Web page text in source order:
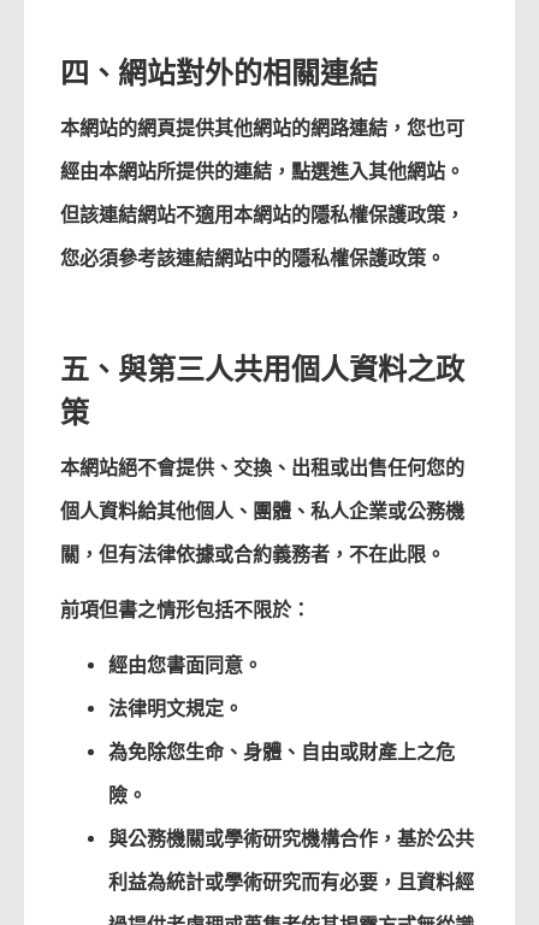
四、網站對外的相關連結
本網站的網頁提供其他網站的網路連結，您也可
經由本網站所提供的連結，點選進入其他網站。
但該連結網站不適用本網站的隱私權保護政策，
您必須參考該連結網站中的隱私權保護政策。
五、與第三人共用個人資料之政
策
本網站絕不會提供、交換、出租或出售任何您的
個人資料給其他個人、團體、私人企業或公務機
關，但有法律依據或合約義務者，不在此限。
前項但書之情形包括不限於：
經由您書面同意。
法律明文規定。
為免除您生命、身體、自由或財產上之危
險。
與公務機關或學術研究機構合作，基於公共
利益為統計或學術研究而有必要，且資料經